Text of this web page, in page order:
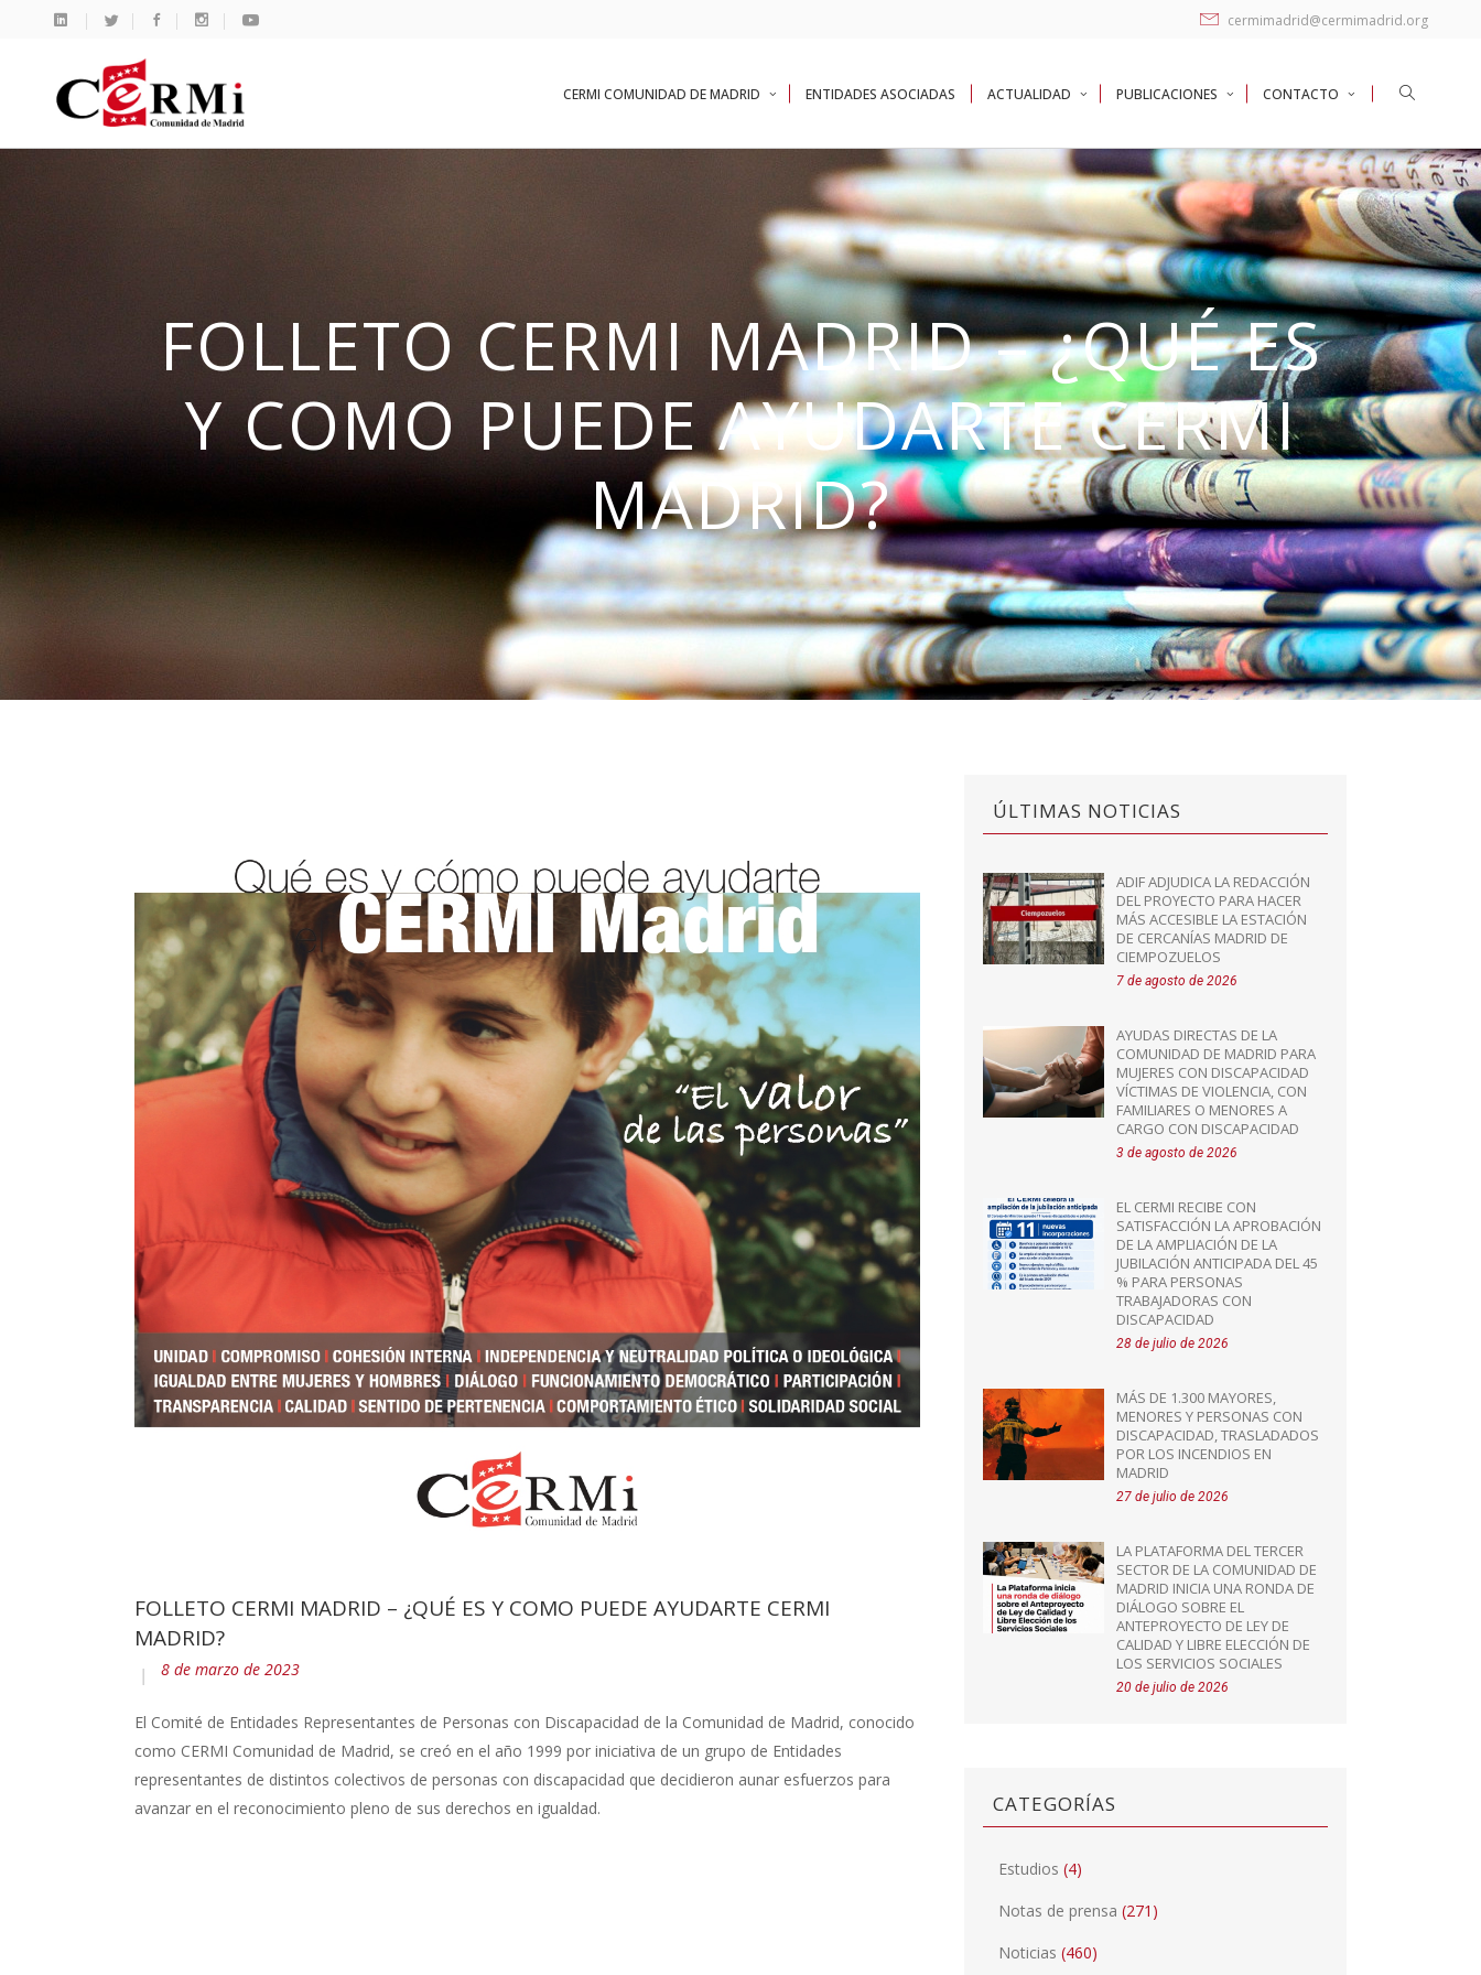
cermimadrid@cermimadrid.org
CERMI COMUNIDAD DE MADRID ENTIDADES ASOCIADAS ACTUALIDAD PUBLICACIONES CONTACTO
FOLLETO CERMI MADRID – ¿QUÉ ES
Y COMO PUEDE AYUDARTE CERMI
MADRID?
FOLLETO CERMI MADRID – ¿QUÉ ES Y COMO PUEDE AYUDARTE CERMI
MADRID?
8 de marzo de 2023
El Comité de Entidades Representantes de Personas con Discapacidad de la Comunidad de Madrid, conocido
como CERMI Comunidad de Madrid, se creó en el año 1999 por iniciativa de un grupo de Entidades
representantes de distintos colectivos de personas con discapacidad que decidieron aunar esfuerzos para
avanzar en el reconocimiento pleno de sus derechos en igualdad.
ÚLTIMAS NOTICIAS
ADIF ADJUDICA LA REDACCIÓN
DEL PROYECTO PARA HACER
MÁS ACCESIBLE LA ESTACIÓN
DE CERCANÍAS MADRID DE
CIEMPOZUELOS
7 de agosto de 2026
AYUDAS DIRECTAS DE LA
COMUNIDAD DE MADRID PARA
MUJERES CON DISCAPACIDAD
VÍCTIMAS DE VIOLENCIA, CON
FAMILIARES O MENORES A
CARGO CON DISCAPACIDAD
3 de agosto de 2026
EL CERMI RECIBE CON
SATISFACCIÓN LA APROBACIÓN
DE LA AMPLIACIÓN DE LA
JUBILACIÓN ANTICIPADA DEL 45
% PARA PERSONAS
TRABAJADORAS CON
DISCAPACIDAD
28 de julio de 2026
MÁS DE 1.300 MAYORES,
MENORES Y PERSONAS CON
DISCAPACIDAD, TRASLADADOS
POR LOS INCENDIOS EN
MADRID
27 de julio de 2026
LA PLATAFORMA DEL TERCER
SECTOR DE LA COMUNIDAD DE
MADRID INICIA UNA RONDA DE
DIÁLOGO SOBRE EL
ANTEPROYECTO DE LEY DE
CALIDAD Y LIBRE ELECCIÓN DE
LOS SERVICIOS SOCIALES
20 de julio de 2026
CATEGORÍAS
Estudios (4)
Notas de prensa (271)
Noticias (460)